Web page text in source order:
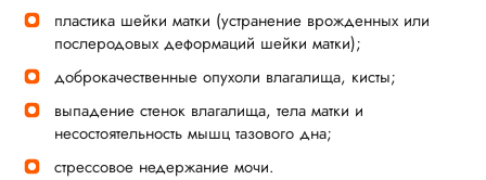
пластика шейки матки (устранение врожденных или
послеродовых деформаций шейки матки);
доброкачественные опухоли влагалища, кисты;
выпадение стенок влагалища, тела матки и
несостоятельность мышц тазового дна;
стрессовое недержание мочи.